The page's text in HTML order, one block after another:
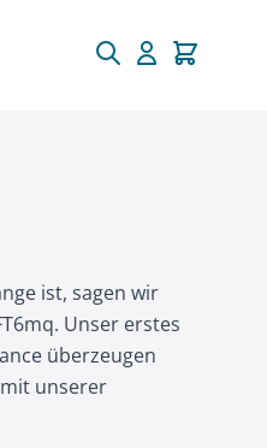
ist, sagen wir
Unser erstes
überzeugen
unserer